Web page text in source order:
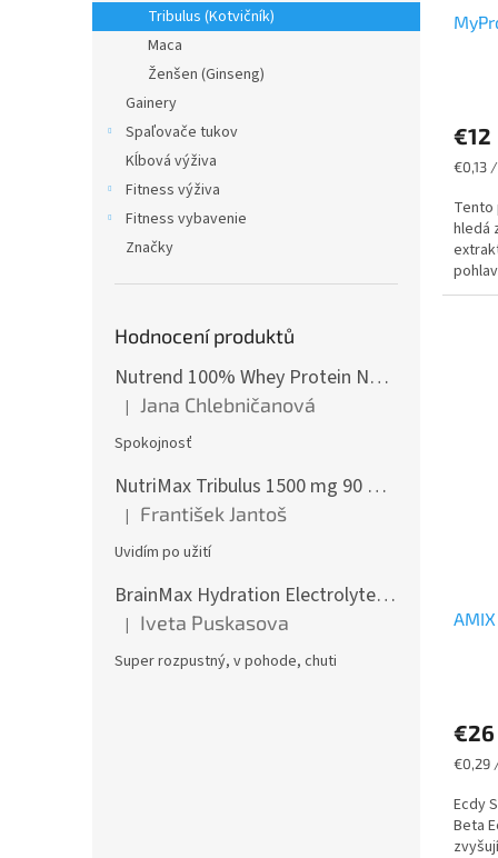
Tribulus (Kotvičník)
Maca
Ženšen (Ginseng)
Gainery
Spaľovače tukov
Kĺbová výživa
Fitness výživa
Fitness vybavenie
Značky
Hodnocení produktů
Nutrend 100% Whey Protein NEW 2250 g
Hodnotenie produktu je 5 z 5 hviezdičiek.
| Jana Chlebničanová
Spokojnosť
NutriMax Tribulus 1500 mg 90 %, Kotvičník, Extra silný, 90 tablet
Hodnotenie produktu je 5 z 5 hviezdičiek.
| František Jantoš
Uvidím po užití
BrainMax Hydration Electrolytes, Hydratační elektrolyty, Citrón, 300 g
Hodnotenie produktu je 5 z 5 hviezdičiek.
| Iveta Puskasova
Super rozpustný, v pohode, chuti
€12
€0,13
Tento
hledá
€26
€0,29
Ecdy
Beta